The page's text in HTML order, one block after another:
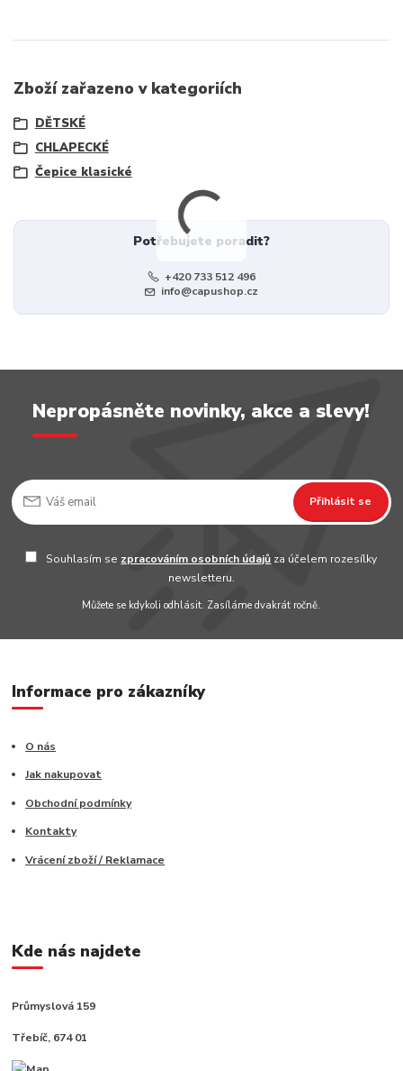
Zboží zařazeno v kategoriích
DĚTSKÉ
CHLAPECKÉ
Čepice klasické
Potřebujete poradit?
+420 733 512 496
info@capushop.cz
Nepropásněte novinky, akce a slevy!
Přihlásit se
Souhlasím se zpracováním osobních údajů za účelem rozesílky
newsletteru.
Můžete se kdykoli odhlásit. Zasíláme dvakrát ročně.
Informace pro zákazníky
O nás
Jak nakupovat
Obchodní podmínky
Kontakty
Vrácení zboží / Reklamace
Kde nás najdete
Průmyslová 159
Třebíč, 674 01